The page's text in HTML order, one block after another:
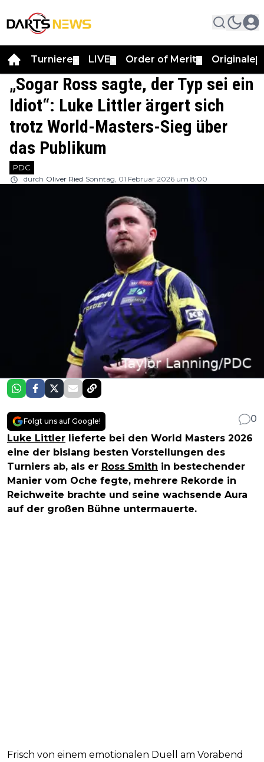
Turniere LIVE Order of Merit Originale
„Sogar Ross sagte, der Typ sei ein
Idiot“: Luke Littler ärgert sich
trotz World-Masters-Sieg über
das Publikum
PDC
durch Oliver Ried Sonntag, 01 Februar 2026 um 8:00
Folgt uns auf Google!
0
Luke Littler lieferte bei den World Masters 2026
eine der bislang besten Vorstellungen des
Turniers ab, als er Ross Smith in bestechender
Manier vom Oche fegte, mehrere Rekorde in
Reichweite brachte und seine wachsende Aura
auf der großen Bühne untermauerte.
Frisch von einem emotionalen Duell am Vorabend